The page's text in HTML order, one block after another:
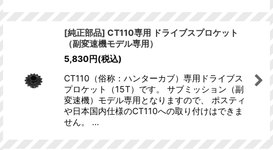
[純正部品] CT110専用 ドライブスプロケット
（副変速機モデル専用）
5,830円(税込)
CT110（俗称：ハンターカブ）専用ドライブス
プロケット（15T）です。 サブミッション（副
変速機）モデル専用となりますので、 ポスティ
や日本国内仕様のCT110への取り付けはできま
せん。 …